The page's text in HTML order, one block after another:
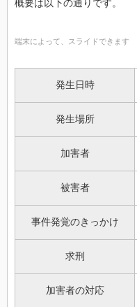
概要は以下の通りです。
端末によって、スライドできます
発生日時
発生場所
加害者
被害者
事件発覚のきっかけ
求刑
加害者の対応